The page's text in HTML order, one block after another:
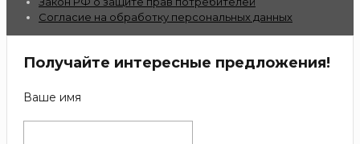
Согласие на обработку персональных данных
Получайте интересные предложения!
Ваше имя